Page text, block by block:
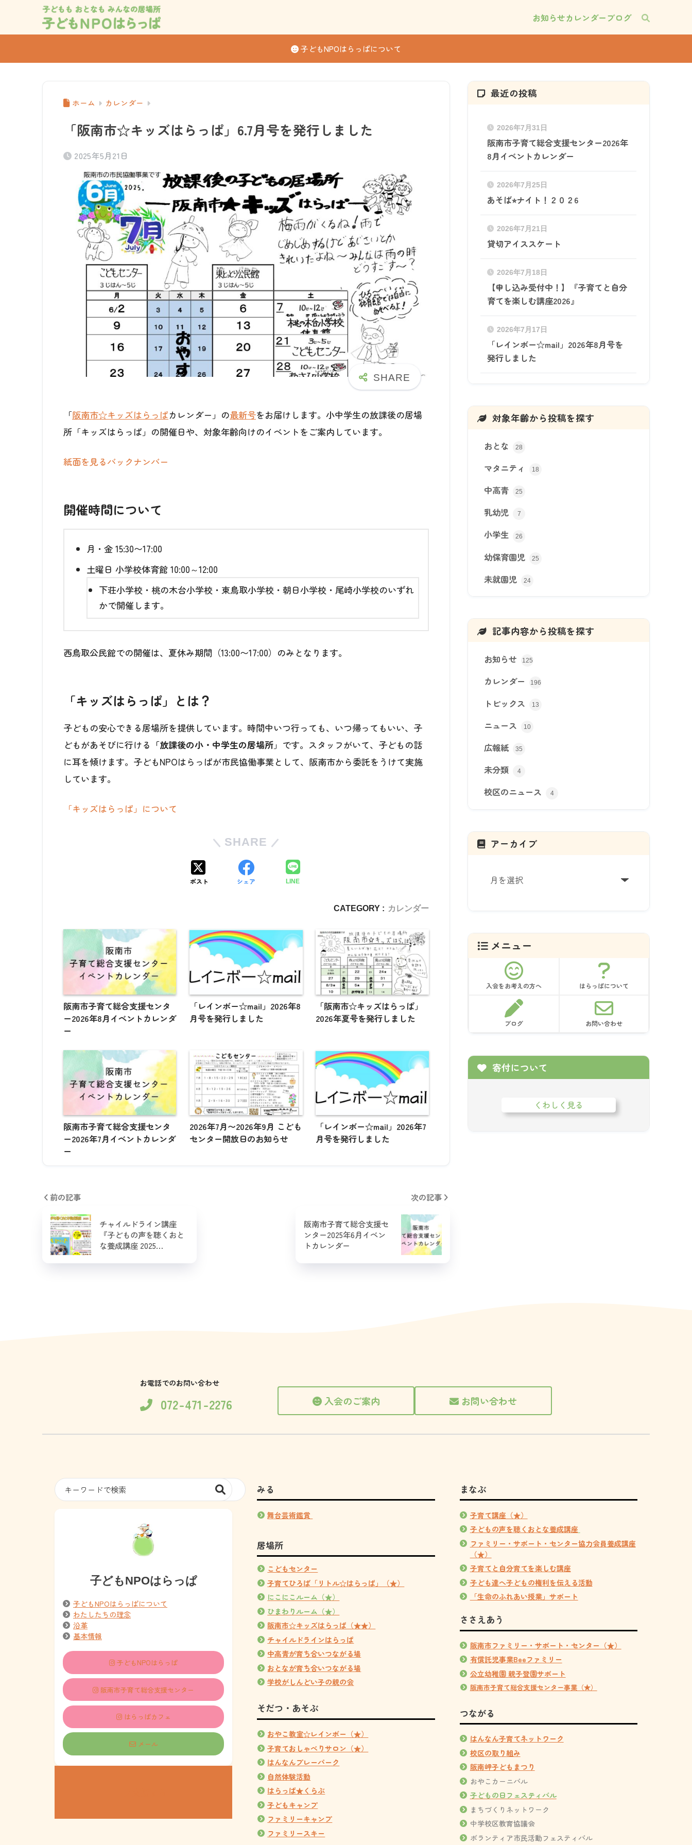
お知らせカレンダーブログ
子どもNPOはらっぱについて
ホーム カレンダー
「阪南市☆キッズはらっぱ」6.7月号を発行しました
2025年5月21日
「阪南市☆キッズはらっぱカレンダー」の最新号をお届けします。小中学生の放課後の居場
所「キッズはらっぱ」の開催日や、対象年齢向けのイベントをご案内しています。
紙面を見るバックナンバー
開催時間について
月・金15:30〜17:00
土曜日 小学校体育館 10:00～12:00
下荘小学校・桃の木台小学校・東鳥取小学校・朝日小学校・尾崎小学校のいずれ
かで開催します。
西鳥取公民館での開催は、夏休み期間（13:00〜17:00）のみとなります。
「キッズはらっぱ」とは？
子どもの安心できる居場所を提供しています。時間中いつ行っても、いつ帰ってもいい、子
どもがあそびに行ける 「放課後の小・中学生の居場所」です。スタッフがいて、子どもの話
に耳を傾けます。子どもNPOはらっぱが市民協働事業として、阪南市から委託をうけて実施
しています。
「キッズはらっぱ」について
SHARE
ポスト シェア LINE
CATEGORY : カレンダー
阪南市子育て総合支援センタ
ー2026年8月イベントカレンダ
ー
「レインボー☆mail」2026年8
月号を発行しました
「阪南市☆キッズはらっぱ」
2026年夏号を発行しました
阪南市子育て総合支援センタ
ー2026年7月イベントカレンダ
ー
2026年7月〜2026年9月 こども
センター開放日のお知らせ
「レインボー☆mail」2026年7
月号を発行しました
前の記事
チャイルドライン講座
『子どもの声を聴くおと
な養成講座 2025…
次の記事
阪南市子育て総合支援セ
ンター2025年6月イベン
トカレンダー
最近の投稿
2026年7月31日
阪南市子育て総合支援センター2026年
8月イベントカレンダー
2026年7月25日
あそば⭐︎ナイト！２０２6
2026年7月21日
貸切アイススケート
2026年7月18日
【申し込み受付中！】『子育てと自分
育てを楽しむ講座2026』
2026年7月17日
「レインボー☆mail」2026年8月号を
発行しました
対象年齢から投稿を探す
おとな 28
マタニティ 18
中高青 25
乳幼児 7
小学生 26
幼保育園児 25
未就園児 24
記事内容から投稿を探す
お知らせ 125
カレンダー 196
トピックス 13
ニュース 10
広報紙 35
未分類 4
校区のニュース 4
アーカイブ
ア
メニュー
入会をお考えの方へ はらっぱについて
ブログ お問い合わせ
寄付について
くわしく見る
お電話でのお問い合わせ
072-471-2276 入会のご案内 お問い合わせ
子どもNPOはらっぱ
子どもNPOはらっぱについて
わたしたちの理念
沿革
基本情報
子どもNPOはらっぱ
阪南市子育て総合支援センター
はらっぱカフェ
メール
みる
舞台芸術鑑賞
居場所
こどもセンター
子育てひろば「リトル☆はらっぱ」（★）
にこにこルーム（★）
ひまわりルーム（★）
阪南市☆キッズはらっぱ（★★）
チャイルドラインはらっぱ
中高青が育ち合いつながる場
おとなが育ち合いつながる場
学校がしんどい子の親の会
そだつ・あそぶ
おやこ教室☆レインボー（★）
子育ておしゃべりサロン（★）
はんなんプレーパーク
自然体験活動
はらっぱ★くらぶ
子どもキャンプ
ファミリーキャンプ
ファミリースキー
まなぶ
子育て講座（★）
子どもの声を聴くおとな養成講座
ファミリー・サポート・センター協力会員養成講座
（★）
子育てと自分育てを楽しむ講座
子ども達へ子どもの権利を伝える活動
「生命のふれあい授業」サポート
ささえあう
阪南市ファミリー・サポート・センター（★）
有償託児事業Beeファミリー
公立幼稚園 親子登園サポート
阪南市子育て総合支援センター事業（★）
つながる
はんなん子育てネットワーク
校区の取り組み
阪南岬子どもまつり
おやこカーニバル
子どもの日フェスティバル
まちづくりネットワーク
中学校区教育協議会
ボランティア市民活動フェスティバル